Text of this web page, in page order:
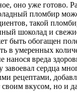
оно уже готово.
пломбир
такой
шоколад и
быть обогащен
в умеренных
нанося вреда
сердца
рецептами,
вкусом, но и